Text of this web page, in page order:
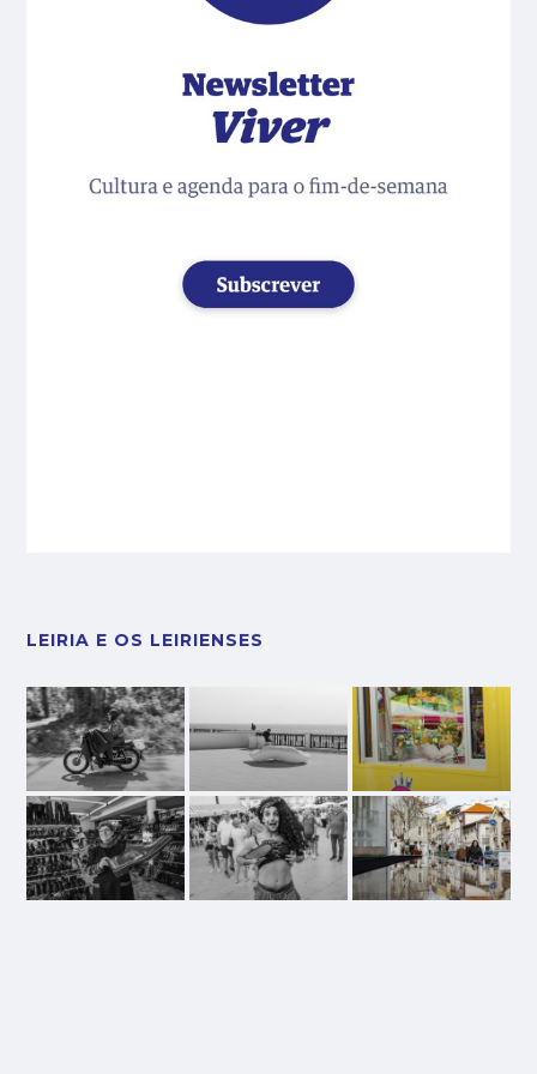
LEIRIA E OS LEIRIENSES